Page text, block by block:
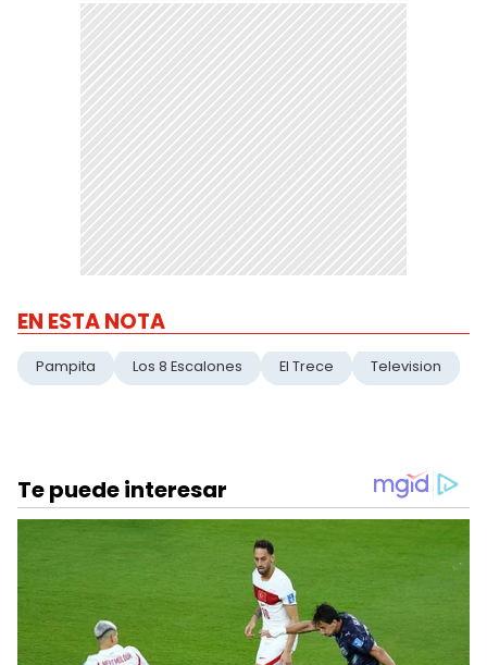
EN ESTA NOTA
Pampita Los 8 Escalones El Trece Television